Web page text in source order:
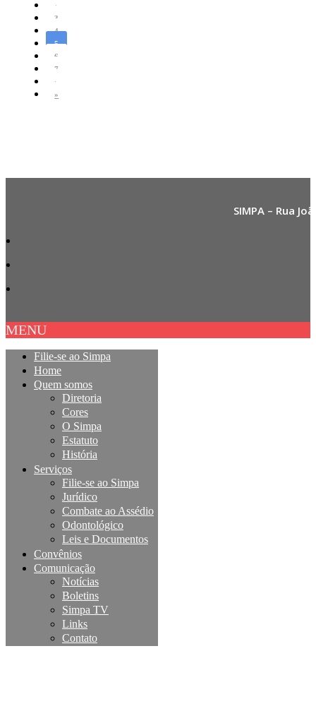
‹
3
4
5
6
7
›
»
SIMPA – Rua
MENU
Filie-se ao Simpa
Home
Quem somos
Diretoria
Cores
O Simpa
Estatuto
História
Serviços
Filie-se ao Simpa
Jurídico
Combate ao Assédio
Odontológico
Leis e Documentos
Convênios
Comunicação
Notícias
Boletins
Simpa TV
Links
Contato